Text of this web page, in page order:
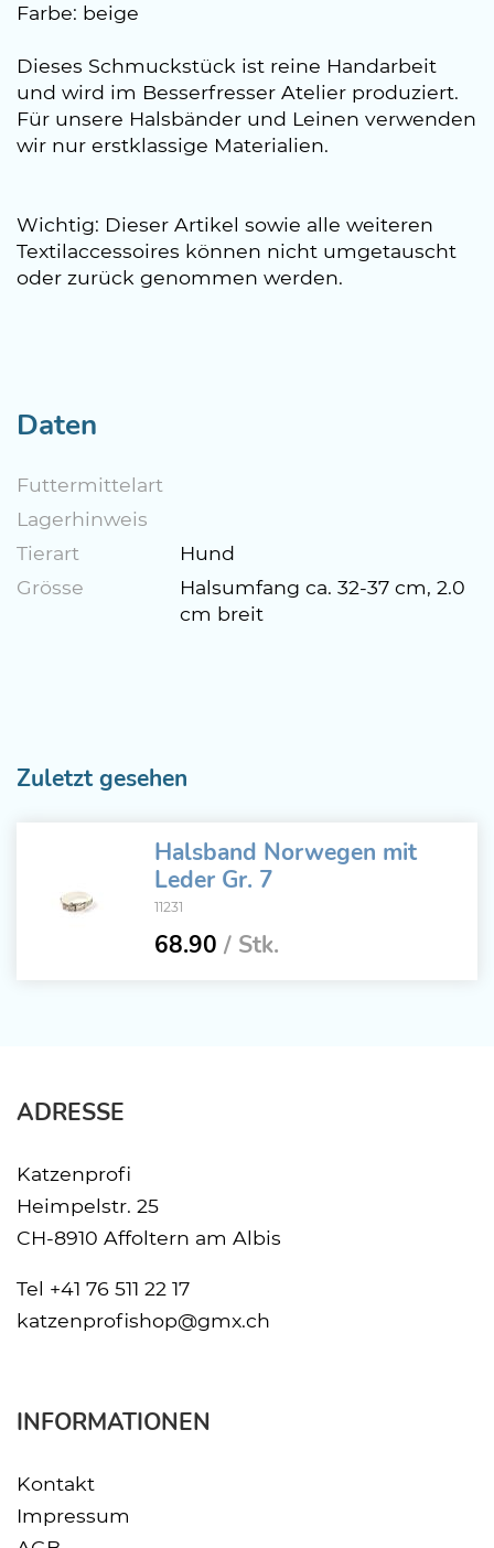
Farbe: beige
Dieses Schmuckstück ist reine Handarbeit
und wird im Besserfresser Atelier produziert.
Für unsere Halsbänder und Leinen verwenden
wir nur erstklassige Materialien.
Wichtig: Dieser Artikel sowie alle weiteren
Textilaccessoires können nicht umgetauscht
oder zurück genommen werden.
Daten
Futtermittelart
Lagerhinweis
Tierart
Hund
Grösse
Halsumfang ca. 32-37 cm, 2.0
cm breit
Zuletzt gesehen
Halsband Norwegen mit
Leder Gr. 7
11231
68.90 / Stk.
ADRESSE
Katzenprofi
Heimpelstr. 25
CH-8910 Affoltern am Albis
Tel +41 76 511 22 17
katzenprofishop@gmx.ch
INFORMATIONEN
Kontakt
Impressum